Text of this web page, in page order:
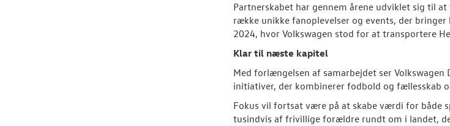
Partnerskabet har gennem årene udviklet sig til
række unikke fanoplevelser og events, der
2024, hvor Volkswagen stod for at transportere
Klar til næste kapitel
Med forlængelsen af samarbejdet ser
initiativer, der kombinerer fodbold og fællesskab
Fokus vil fortsat være på at skabe værdi for både
tusindvis af frivillige forældre rundt om i landet,